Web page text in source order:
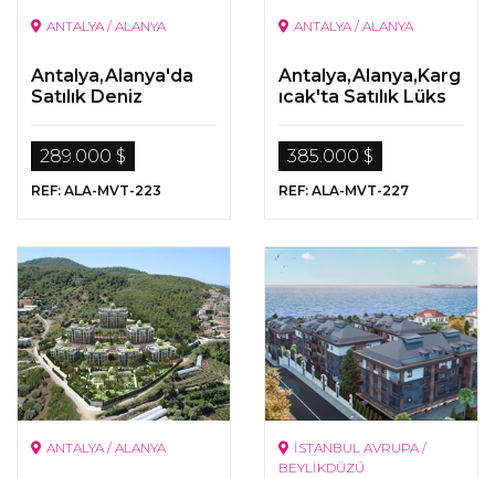
ANTALYA / ALANYA
Antalya,Alanya'da
Satılık Deniz
Gayrimenkuller
289.000 $
REF: ALA-MVT-223
ANTALYA / ALANYA
Antalya,Alanya,Karg
ıcak'ta Satılık Lüks
385.000 $
REF: ALA-MVT-227
ANTALYA / ALANYA
İSTANBUL AVRUPA /
BEYLİKDÜZÜ